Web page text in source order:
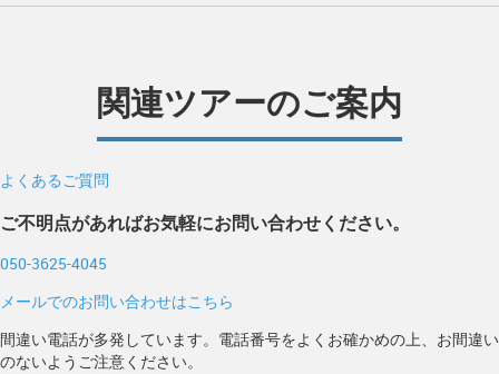
関連ツアーのご案内
よくあるご質問
ご不明点があればお気軽にお問い合わせください。
050-3625-4045
メールでのお問い合わせはこちら
間違い電話が多発しています。電話番号をよくお確かめの上、お間違い
のないようご注意ください。